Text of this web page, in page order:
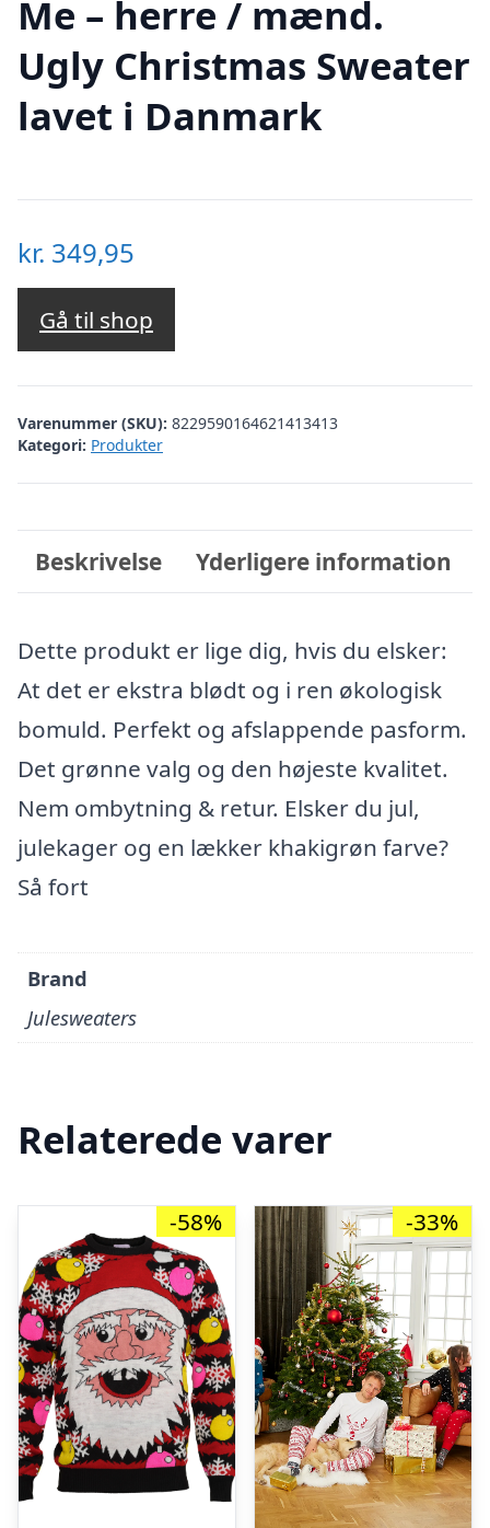
Me – herre / mænd.
Ugly Christmas Sweater
lavet i Danmark
kr. 349,95
Gå til shop
Varenummer (SKU): 8229590164621413413
Kategori: Produkter
Beskrivelse Yderligere information
Dette produkt er lige dig, hvis du elsker:
At det er ekstra blødt og i ren økologisk
bomuld. Perfekt og afslappende pasform.
Det grønne valg og den højeste kvalitet.
Nem ombytning & retur. Elsker du jul,
julekager og en lækker khakigrøn farve?
Så fort
Brand
Julesweaters
Relaterede varer
-58% -33%